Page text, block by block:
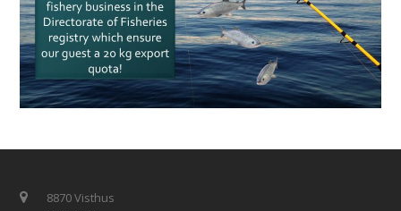
8870 Visthus